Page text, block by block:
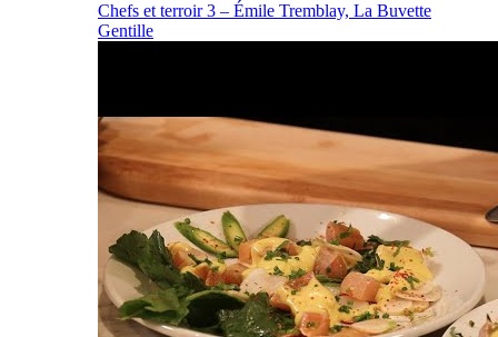
Chefs et terroir 3 – Émile Tremblay, La Buvette
Gentille